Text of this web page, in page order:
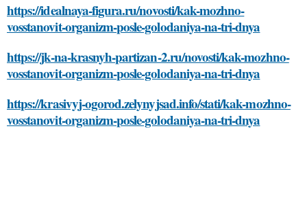
https://idealnaya-figura.ru/novosti/kak-mozhno-
vosstanovit-organizm-posle-golodaniya-na-tri-dnya
https://jk-na-krasnyh-partizan-2.ru/novosti/kak-mozhno-
vosstanovit-organizm-posle-golodaniya-na-tri-dnya
https://krasivyj-ogorod.zelynyjsad.info/stati/kak-mozhno-
vosstanovit-organizm-posle-golodaniya-na-tri-dnya